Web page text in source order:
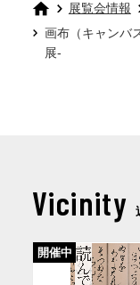
展覧会情報
画布（キャンバ
展-
Vicinity
開催中